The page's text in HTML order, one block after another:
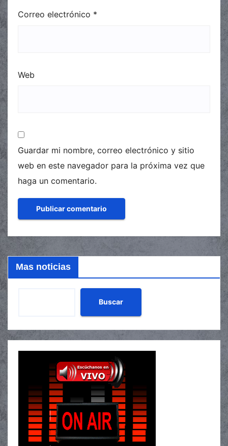
Correo electrónico *
Web
Guardar mi nombre, correo electrónico y sitio
web en este navegador para la próxima vez que
haga un comentario.
Mas noticias
Buscar